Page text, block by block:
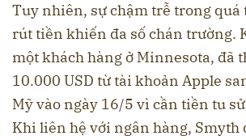
Tuy nhiên, sự chậm trễ trong
rút tiền khiến đa số chán trường.
một khách hàng ở Minnesota, đã
10.000 USD từ tài khoản Apple
Mỹ vào ngày 16/5 vì cần tiền tu
Khi liên hệ với ngân hàng, Smyth